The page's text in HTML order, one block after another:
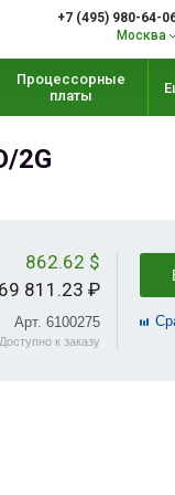
+7 (495) 980-64-
Москва
Процессорные
платы
2G
862.62 $
811.23 ₽
Арт. 6100275
к заказу